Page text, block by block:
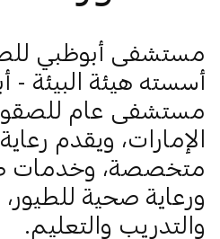
مستشفى أبوظبي
أسسته هيئة البيئة -
مستشفى عام
الإمارات، ويقدم
متخصصة، وخدمات
ورعاية صحية
والتدريب والتعليم.